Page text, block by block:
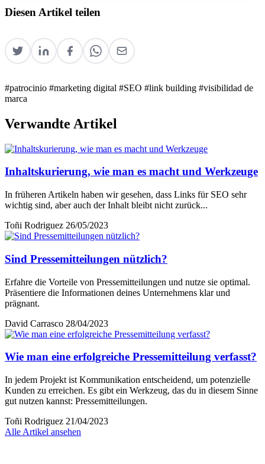
Diesen Artikel teilen
#patrocinio #marketing digital #SEO #link building #visibilidad de
marca
Verwandte Artikel
Inhaltskurierung, wie man es macht und Werkzeuge
In früheren Artikeln haben wir gesehen, dass Links für SEO sehr
wichtig sind, aber auch der Inhalt bleibt nicht zurück...
Toñi Rodriguez 26/05/2023
Sind Pressemitteilungen nützlich?
Erfahre die Vorteile von Pressemitteilungen und nutze sie optimal.
Präsentiere die Informationen deines Unternehmens klar und
prägnant.
David Carrasco 28/04/2023
Wie man eine erfolgreiche Pressemitteilung verfasst?
In jedem Projekt ist Kommunikation entscheidend, um potenzielle
Kunden zu erreichen. Es gibt ein Werkzeug, das du in diesem Sinne
gut nutzen kannst: Pressemitteilungen.
Toñi Rodriguez 21/04/2023
Alle Artikel ansehen